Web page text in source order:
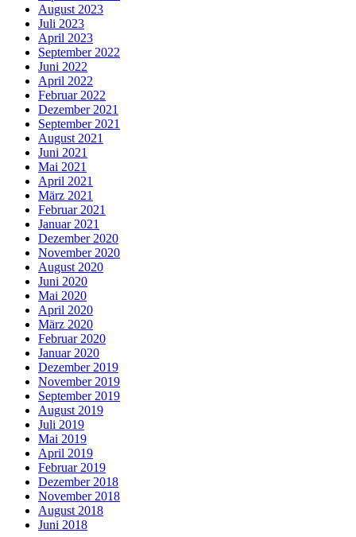
August 2023
Juli 2023
April 2023
September 2022
Juni 2022
April 2022
Februar 2022
Dezember 2021
September 2021
August 2021
Juni 2021
Mai 2021
April 2021
März 2021
Februar 2021
Januar 2021
Dezember 2020
November 2020
August 2020
Juni 2020
Mai 2020
April 2020
März 2020
Februar 2020
Januar 2020
Dezember 2019
November 2019
September 2019
August 2019
Juli 2019
Mai 2019
April 2019
Februar 2019
Dezember 2018
November 2018
August 2018
Juni 2018